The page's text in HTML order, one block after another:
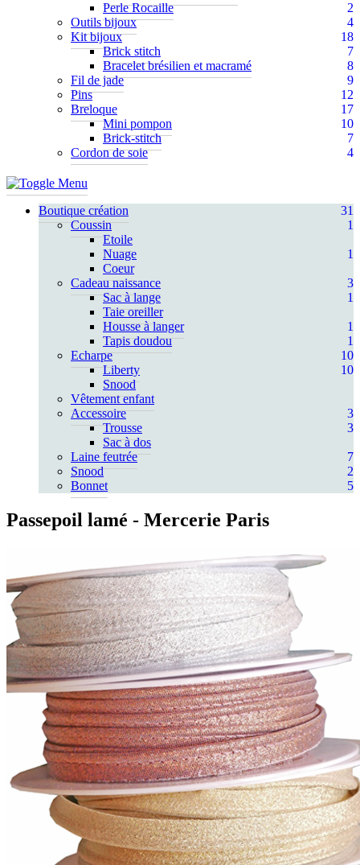
Perle Rocaille
2
Outils bijoux
4
Kit bijoux
18
Brick stitch
7
Bracelet brésilien et macramé
8
Fil de jade
9
Pins
12
Breloque
17
Mini pompon
10
Brick-stitch
7
Cordon de soie
4
Boutique création
31
Coussin
1
Etoile
Nuage
1
Coeur
Cadeau naissance
3
Sac à lange
1
Taie oreiller
Housse à langer
1
Tapis doudou
1
Echarpe
10
Liberty
10
Snood
Vêtement enfant
Accessoire
3
Trousse
3
Sac à dos
Laine feutrée
7
Snood
2
Bonnet
5
Passepoil lamé - Mercerie Paris